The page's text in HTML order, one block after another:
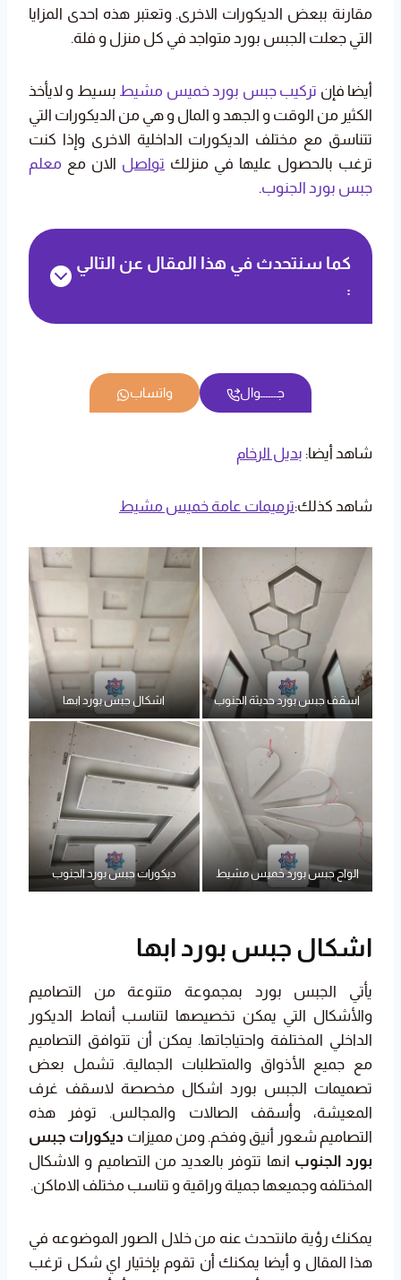
مقارنة ببعض الديكورات الاخرى. وتعتبر هذه احدى المزايا
التي جعلت الجبس بورد متواجد في كل منزل و فلة.
أيضا فإن تركيب جبس بورد خميس مشيط بسيط و لايأخذ
الكثير من الوقت و الجهد و المال و هي من الديكورات التي
تتناسق مع مختلف الديكورات الداخلية الاخرى وإذا كنت
ترغب بالحصول عليها في منزلك تواصل الان مع معلم
جبس بورد الجنوب.
كما سنتحدث في هذا المقال عن التالي
:
جــــــوال واتساب
شاهد أيضا: بديل الرخام
شاهد كذلك:ترميمات عامة خميس مشيط
اسقف جبس بورد حديثة الجنوب اشكال جبس بورد ابها
الواح جبس بورد خميس مشيط ديكورات جبس بورد الجنوب
اشكال جبس بورد ابها
يأتي الجبس بورد بمجموعة متنوعة من التصاميم
والأشكال التي يمكن تخصيصها لتناسب أنماط الديكور
الداخلي المختلفة واحتياجاتها. يمكن أن تتوافق التصاميم
مع جميع الأذواق والمتطلبات الجمالية. تشمل بعض
تصميمات الجبس بورد اشكال مخصصة لاسقف غرف
المعيشة، وأسقف الصالات والمجالس. توفر هذه
التصاميم شعور أنيق وفخم. ومن مميزات ديكورات جبس
بورد الجنوب انها تتوفر بالعديد من التصاميم و الاشكال
المختلفه وجميعها جميلة وراقية و تناسب مختلف الاماكن.
يمكنك رؤية مانتحدث عنه من خلال الصور الموضوعه في
هذا المقال و أيضا يمكنك أن تقوم بإختيار اي شكل ترغب